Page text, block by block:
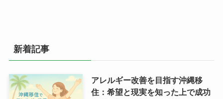
新着記事
アレルギー改善を目指す沖縄移
住：希望と現実を知った上で成功